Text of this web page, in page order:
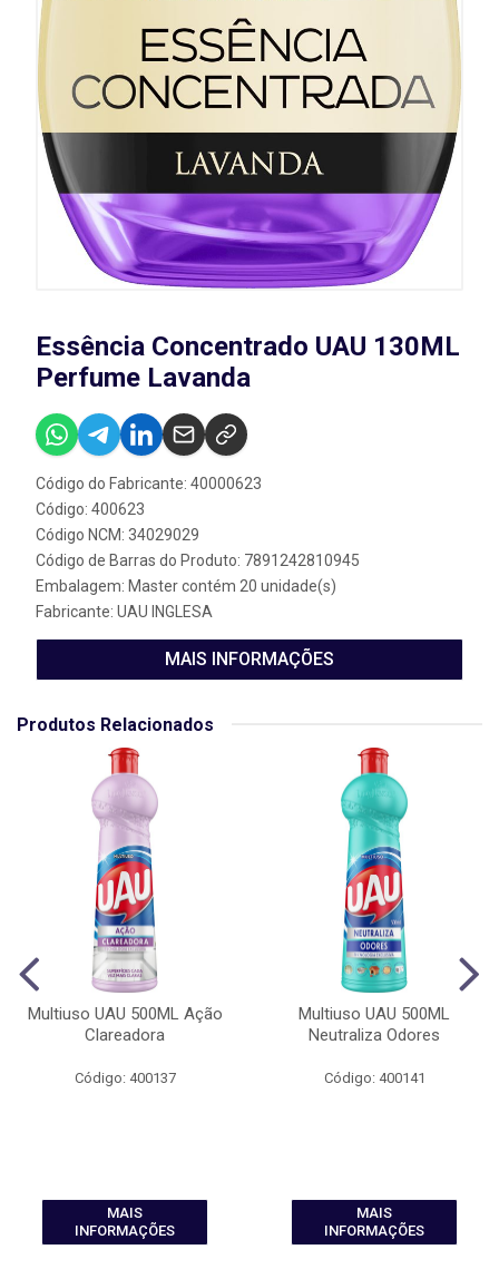
Essência Concentrado UAU 130ML
Perfume Lavanda
Código do Fabricante: 40000623
Código: 400623
Código NCM: 34029029
Código de Barras do Produto: 7891242810945
Embalagem: Master contém 20 unidade(s)
Fabricante: UAU INGLESA
MAIS INFORMAÇÕES
Produtos Relacionados
Multiuso UAU 500ML Ação
Clareadora
Código: 400137
MAIS
INFORMAÇÕES
Multiuso UAU 500ML
Neutraliza Odores
Código: 400141
MAIS
INFORMAÇÕES